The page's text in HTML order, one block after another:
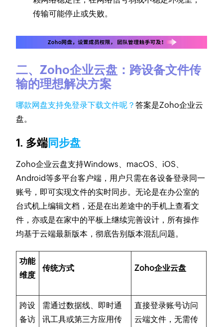
传输可能停止或失败。
二、Zoho企业云盘：跨设备文件传
输的理想解决方案
哪款网盘支持免登录下载文件呢？答案是Zoho企业云
盘。
1. 多端同步盘
Zoho企业云盘支持Windows、macOS、iOS、
Android等多平台客户端，用户只需在各设备登录同一
账号，即可实现文件的实时同步。无论是在办公室的
台式机上编辑文档，还是在出差途中的手机上查看文
件，亦或是在家中的平板上继续完善设计，所有操作
均基于云端最新版本，彻底告别版本混乱问题。
功能
维度
传统方式 Zoho企业云盘
跨设
备访
需通过数据线、即时通
讯工具或第三方应用传
直接登录账号访问
云端文件，无需传